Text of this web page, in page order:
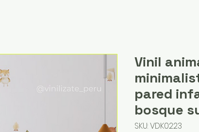
Vinil
pared
bosque
SKU: VDK0223